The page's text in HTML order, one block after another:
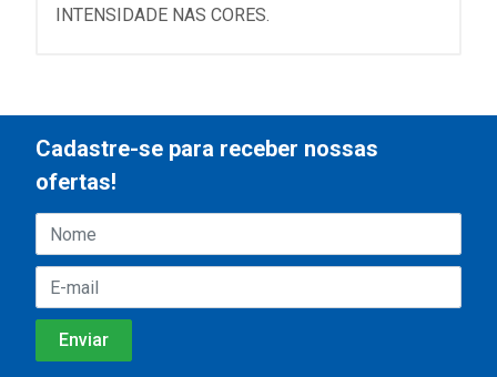
INTENSIDADE NAS CORES.
Cadastre-se para receber nossas
ofertas!